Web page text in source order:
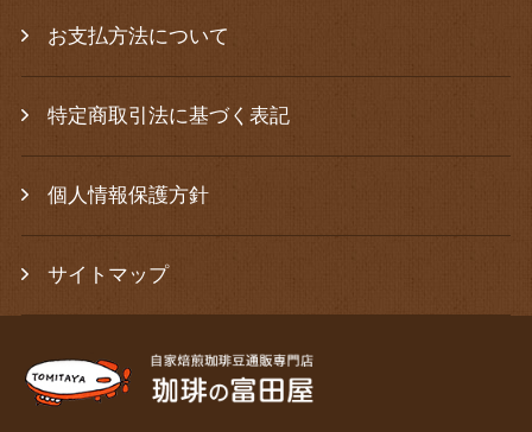
お支払方法について
特定商取引法に基づく表記
個人情報保護方針
サイトマップ